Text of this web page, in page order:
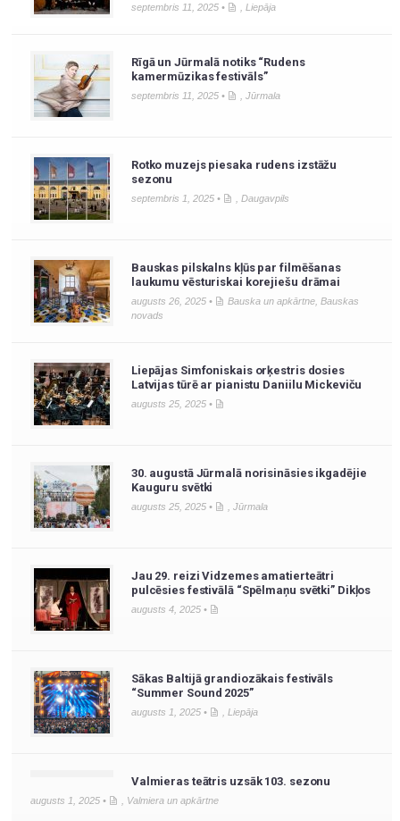
septembris 11, 2025 • Liepāja
Rīgā un Jūrmalā notiks “Rudens
kamermūzikas festivāls”
septembris 11, 2025 • Jūrmala
Rotko muzejs piesaka rudens izstāžu
sezonu
septembris 1, 2025 • Daugavpils
Bauskas pilskalns kļūs par filmēšanas
laukumu vēsturiskai korejiešu drāmai
augusts 26, 2025 • Bauska un apkārtne, Bauskas
novads
Liepājas Simfoniskais orķestris dosies
Latvijas tūrē ar pianistu Daniilu Mickeviču
augusts 25, 2025 •
30. augustā Jūrmalā norisināsies ikgadējie
Kauguru svētki
augusts 25, 2025 • Jūrmala
Jau 29. reizi Vidzemes amatierteātri
pulcēsies festivālā “Spēlmaņu svētki” Dikļos
augusts 4, 2025 •
Sākas Baltijā grandiozākais festivāls
“Summer Sound 2025”
augusts 1, 2025 • Liepāja
Valmieras teātris uzsāk 103. sezonu
augusts 1, 2025 • Valmiera un apkārtne